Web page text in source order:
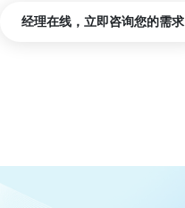
经理在线，立即咨询您的需求